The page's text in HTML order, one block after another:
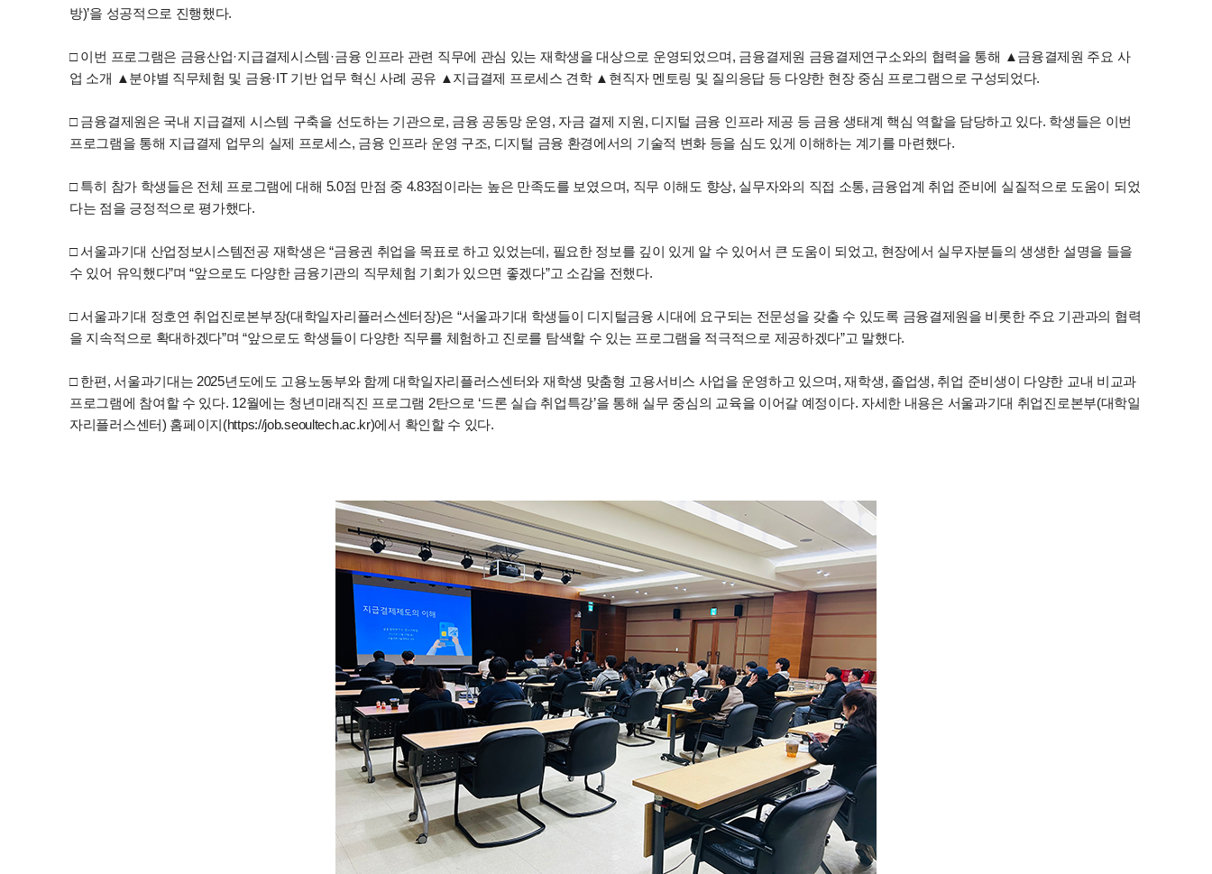
방)’을 성공적으로 진행했다.
□ 이번 프로그램은 금융산업·지급결제시스템·금융 인프라 관련 직무에 관심 있는 재학생을 대상으로 운영되었으며, 금융결제원 금융결제연구소와의 협력을 통해 ▲금융결제원 주요 사
업 소개 ▲분야별 직무체험 및 금융·IT 기반 업무 혁신 사례 공유 ▲지급결제 프로세스 견학 ▲현직자 멘토링 및 질의응답 등 다양한 현장 중심 프로그램으로 구성되었다.
□ 금융결제원은 국내 지급결제 시스템 구축을 선도하는 기관으로, 금융 공동망 운영, 자금 결제 지원, 디지털 금융 인프라 제공 등 금융 생태계 핵심 역할을 담당하고 있다. 학생들은 이번
프로그램을 통해 지급결제 업무의 실제 프로세스, 금융 인프라 운영 구조, 디지털 금융 환경에서의 기술적 변화 등을 심도 있게 이해하는 계기를 마련했다.
□ 특히 참가 학생들은 전체 프로그램에 대해 5.0점 만점 중 4.83점이라는 높은 만족도를 보였으며, 직무 이해도 향상, 실무자와의 직접 소통, 금융업계 취업 준비에 실질적으로 도움이 되었
다는 점을 긍정적으로 평가했다.
□ 서울과기대 산업정보시스템전공 재학생은 “금융권 취업을 목표로 하고 있었는데, 필요한 정보를 깊이 있게 알 수 있어서 큰 도움이 되었고, 현장에서 실무자분들의 생생한 설명을 들을
수 있어 유익했다”며 “앞으로도 다양한 금융기관의 직무체험 기회가 있으면 좋겠다”고 소감을 전했다.
□ 서울과기대 정호연 취업진로본부장(대학일자리플러스센터장)은 “서울과기대 학생들이 디지털금융 시대에 요구되는 전문성을 갖출 수 있도록 금융결제원을 비롯한 주요 기관과의 협력
을 지속적으로 확대하겠다”며 “앞으로도 학생들이 다양한 직무를 체험하고 진로를 탐색할 수 있는 프로그램을 적극적으로 제공하겠다”고 말했다.
□ 한편, 서울과기대는 2025년도에도 고용노동부와 함께 대학일자리플러스센터와 재학생 맞춤형 고용서비스 사업을 운영하고 있으며, 재학생, 졸업생, 취업 준비생이 다양한 교내 비교과
프로그램에 참여할 수 있다. 12월에는 청년미래직진 프로그램 2탄으로 ‘드론 실습 취업특강’을 통해 실무 중심의 교육을 이어갈 예정이다. 자세한 내용은 서울과기대 취업진로본부(대학일
자리플러스센터) 홈페이지(https://job.seoultech.ac.kr)에서 확인할 수 있다.